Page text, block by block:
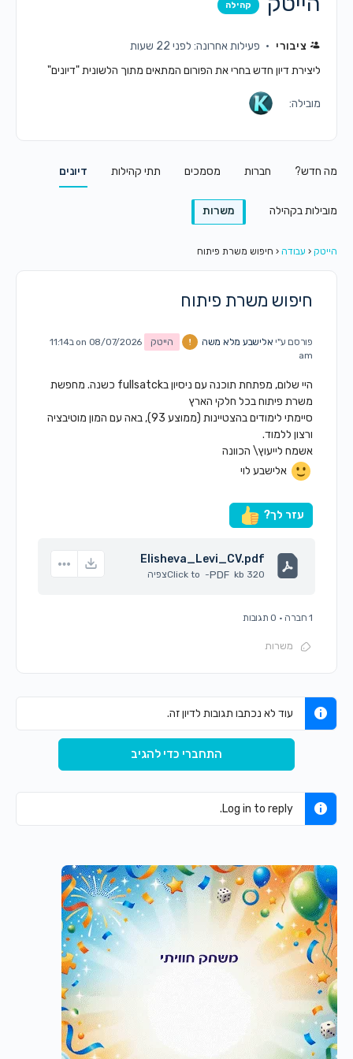
קהילה
ציבורי
פעילות אחרונה: לפני 22 שעות
ליצירת דיון חדש בחרי את הפורום המתאים מתוך הלשונית "דיונים"
מובילה:
מה חדש? חברות מסמכים תתי קהילות דיונים
מובילות בקהילה משרות
הייטק ‹ עבודה ‹ חיפוש משרת פיתוח
חיפוש משרת פיתוח
פורסם ע"יאלישבע מלא משה הייטק
on 08/07/2026 ב11:14
am
היי שלום, מפתחת תוכנה עם ניסיון בfullsatck כשנה. מחפשת
משרת פיתוח בכל חלקי הארץ
סיימתי לימודים בהצטיינות (ממוצע 93), באה עם המון מוטיבציה
ורצון ללמוד.
אשמח לייעוץ\ הכוונה
אלישבע לוי
עזר לך?
Elisheva_Levi_CV.pdf
320 kb
PDF
-
Click toצפיה
· 0 תגובות
משרות
עוד לא נכתבו תגובות לדיון זה.
התחברי כדי להגיב
Log in to reply.